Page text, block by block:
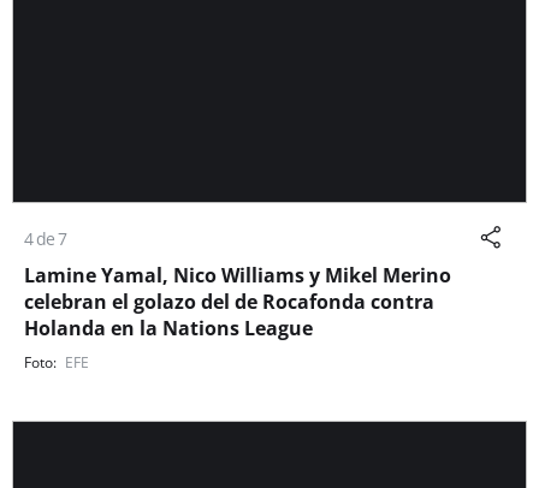
4 de 7
Lamine Yamal, Nico Williams y Mikel Merino
celebran el golazo del de Rocafonda contra
Holanda en la Nations League
EFE